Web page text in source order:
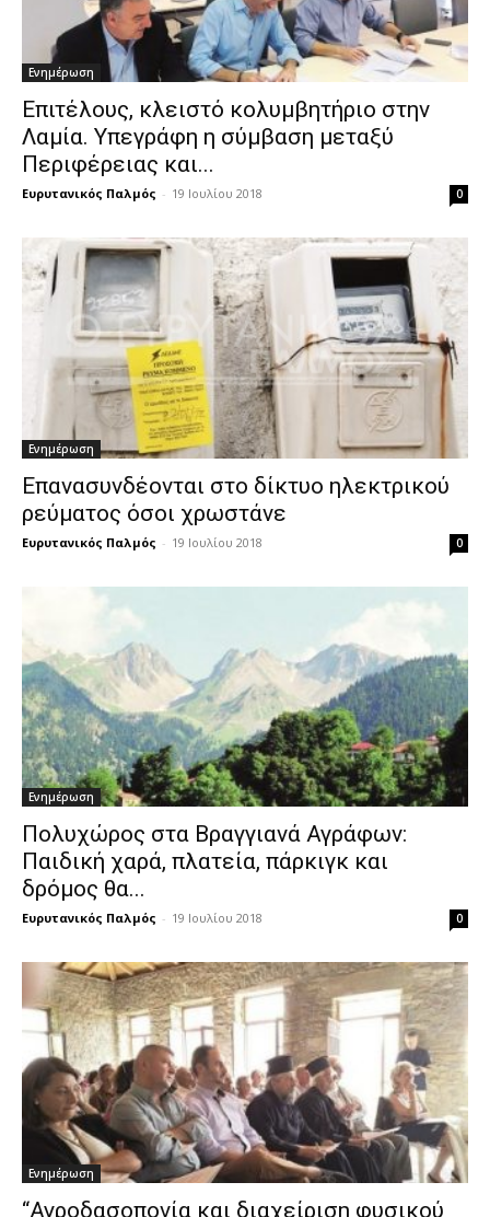
Ενημέρωση
Επιτέλους, κλειστό κολυμβητήριο στην
Λαμία. Υπεγράφη η σύμβαση μεταξύ
Περιφέρειας και...
Ευρυτανικός Παλμός - 19 Ιουλίου 2018 0
Ενημέρωση
Επανασυνδέονται στο δίκτυο ηλεκτρικού
ρεύματος όσοι χρωστάνε
Ευρυτανικός Παλμός - 19 Ιουλίου 2018 0
Ενημέρωση
Πολυχώρος στα Βραγγιανά Αγράφων:
Παιδική χαρά, πλατεία, πάρκιγκ και
δρόμος θα...
Ευρυτανικός Παλμός - 19 Ιουλίου 2018 0
Ενημέρωση
“Αγροδασοπονία και διαχείριση φυσικού